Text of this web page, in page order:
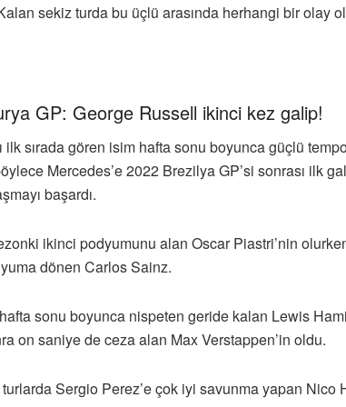
sekiz turda bu üçlü arasında herhangi bir olay
GP: George Russell ikinci kez galip!
ilk sırada gören isim hafta sonu boyunca güçlü
Mercedes’e 2022 Brezilya GP’si sonrası ilk
başardı.
ikinci podyumunu alan Oscar Piastri’nin
dönen Carlos Sainz.
sonu boyunca nispeten geride kalan Lewis
on saniye de ceza alan Max Verstappen’in oldu.
turlarda Sergio Perez’e çok iyi savunma yapan